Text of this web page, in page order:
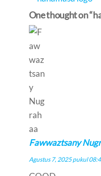
One thought on
Fawwaztsany
Agustus 7, 2025 pukul